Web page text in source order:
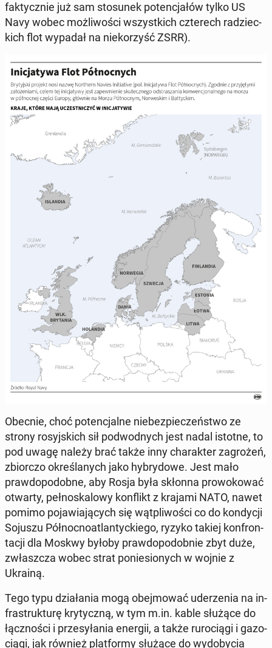
fak­tycz­nie już sam sto­su­nek po­ten­cja­łów tylko US
Navy wobec moż­li­wo­ści wszyst­kich czte­rech ra­dziec­
kich flot wypadał na nie­ko­rzyść ZSRR).
Obecnie, choć po­ten­cjal­ne nie­bez­pie­czeń­stwo ze
strony ro­syj­skich sił pod­wod­nych jest nadal istotne, to
pod uwagę należy brać także inny cha­rak­ter za­gro­żeń,
zbior­czo okre­śla­nych jako hy­bry­do­we. Jest mało
praw­do­po­dob­ne, aby Rosja była skłonna pro­wo­ko­wać
otwarty, peł­no­ska­lo­wy kon­flikt z krajami NATO, nawet
pomimo po­ja­wia­ją­cych się wąt­pli­wo­ści co do kon­dy­cji
Sojuszu Pół­noc­no­atlan­tyc­kie­go, ryzyko takiej kon­fron­
ta­cji dla Moskwy byłoby praw­do­po­dob­nie zbyt duże,
zwłasz­cza wobec strat po­nie­sio­nych w wojnie z
Ukrainą.
Tego typu dzia­ła­nia mogą obej­mo­wać ude­rze­nia na in­
fra­struk­tu­rę kry­tycz­ną, w tym m.in. kable służące do
łącz­no­ści i prze­sy­ła­nia energii, a także ru­ro­cią­gi i ga­zo­
cią­gi, jak również plat­for­my służące do wy­do­by­cia